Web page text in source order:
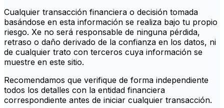
Cualquier transacción financiera o decisión tomada
basándose en esta información se realiza bajo tu propio
riesgo. Xe no será responsable de ninguna pérdida,
retraso o daño derivado de la confianza en los datos, ni
de cualquier trato con terceros cuya información se
muestre en este sitio.
Recomendamos que verifique de forma independiente
todos los detalles con la entidad financiera
correspondiente antes de iniciar cualquier transacción.